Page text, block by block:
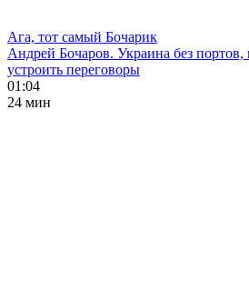
Ага, тот самый Бочарик
Андрей Бочаров. Украина без
устроить переговоры
01:04
24 мин